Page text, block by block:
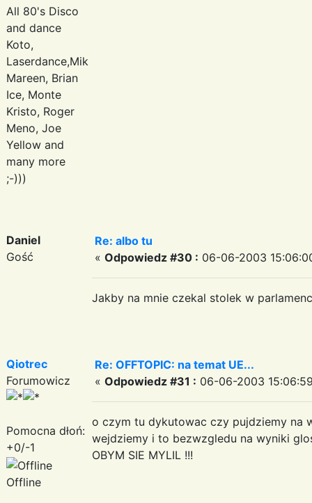
All 80's Disco
and dance
Koto,
Laserdance,Mike
Mareen, Brian
Ice, Monte
Kristo, Roger
Meno, Joe
Yellow and
many more
;-)))
Daniel
Gość
Re: albo tu
« Odpowiedz #30 : 06-06-2003
Jakby na mnie czekal stolek w
Qiotrec
Forumowicz
Pomocna dłoń:
+0/-1
Offline
Re: OFFTOPIC: na temat UE...
« Odpowiedz #31 : 06-06-2003
o czym tu dykutowac czy pujdziemy
wejdziemy i to bezwzgledu na wyniki
OBYM SIE MYLIL !!!